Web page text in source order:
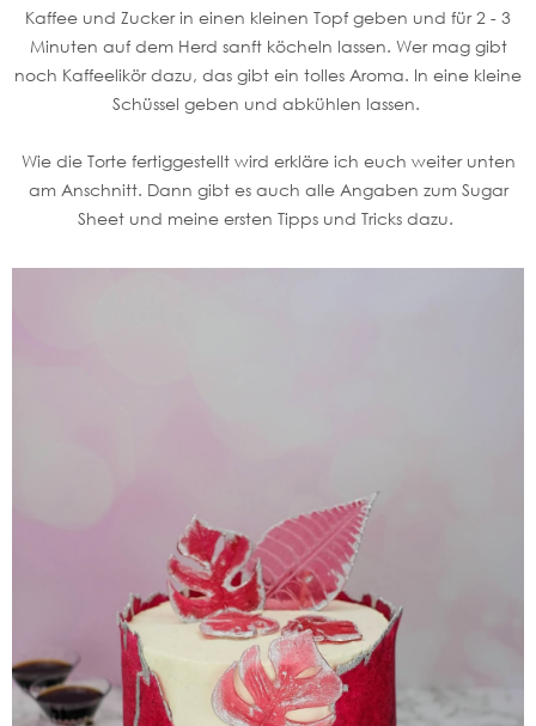
Kaffee und Zucker in einen kleinen Topf geben und für 2 - 3
Minuten auf dem Herd sanft köcheln lassen. Wer mag gibt
noch Kaffeelikör dazu, das gibt ein tolles Aroma. In eine kleine
Schüssel geben und abkühlen lassen.
Wie die Torte fertiggestellt wird erkläre ich euch weiter unten
am Anschnitt. Dann gibt es auch alle Angaben zum Sugar
Sheet und meine ersten Tipps und Tricks dazu.